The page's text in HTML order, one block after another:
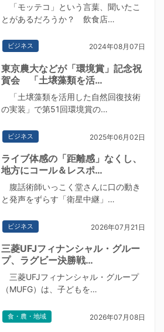
「モッテコ」という言葉、聞いたこ
とがあるだろうか？ 飲食店…
ビジネス 2024年08月07日
東京農大などが「環境賞」記念祝
賀会 「土壌藻類を活…
「土壌藻類を活用した自然回復技術
の実装」で第51回環境賞の…
ビジネス 2025年06月02日
ライブ体感の「距離感」なくし、
地方にコール＆レスポ…
腹話術師いっこく堂さんに口の動き
と発声をずらす「衛星中継」…
ビジネス 2026年07月21日
三菱UFJフィナンシャル・グルー
プ、ラグビー決勝戦…
三菱UFJフィナンシャル・グループ
（MUFG）は、子どもを…
食・農・地域 2026年07月08日